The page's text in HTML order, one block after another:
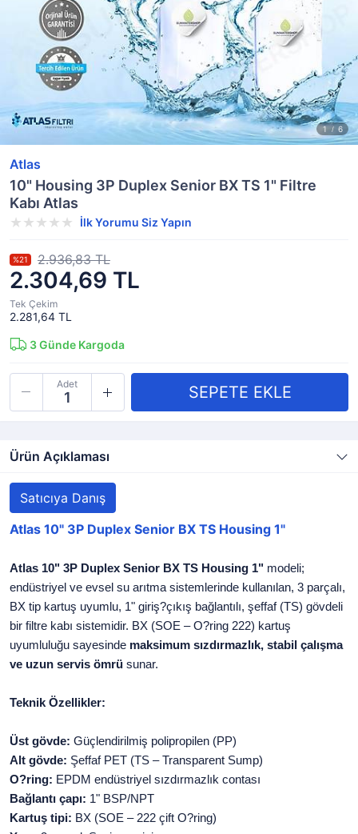
Atlas
10" Housing 3P Duplex Senior BX TS 1" Filtre
Kabı Atlas
İlk Yorumu Siz Yapın
2.304,69 TL
%21 2.936,83 TL
Tek Çekim
2.281,64 TL
3Günde Kargoda
Adet
Ürün Açıklaması
Satıcıya Danış
Atlas 10" 3P Duplex Senior BX TS Housing 1"
Atlas 10" 3P Duplex Senior BX TS Housing 1" modeli;
endüstriyel ve evsel su arıtma sistemlerinde kullanılan, 3 parçalı,
BX tip kartuş uyumlu, 1" giriş?çıkış bağlantılı, şeffaf (TS) gövdeli
bir filtre kabı sistemidir. BX (SOE – O?ring 222) kartuş
uyumluluğu sayesinde maksimum sızdırmazlık, stabil çalışma
ve uzun servis ömrü sunar.
Teknik Özellikler:
Üst gövde: Güçlendirilmiş polipropilen (PP)
Alt gövde: Şeffaf PET (TS – Transparent Sump)
O?ring: EPDM endüstriyel sızdırmazlık contası
Bağlantı çapı: 1" BSP/NPT
Kartuş tipi: BX (SOE – 222 çift O?ring)